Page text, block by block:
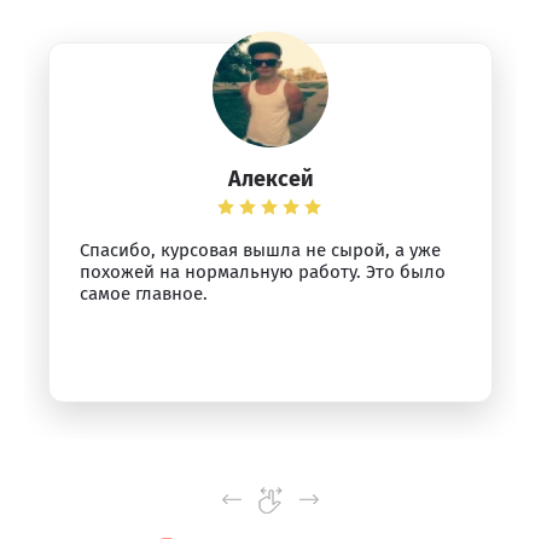
Алексей
Спасибо, курсовая вышла не сырой, а уже
похожей на нормальную работу. Это было
самое главное.